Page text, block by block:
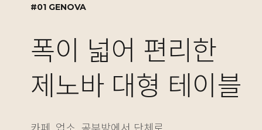
#01 GENOVA
폭이 넓어 편리한
제노바 대형 테이블
#02 GENOVA
실용적인 수납 설계,
제노바 책장겸 수납장
#03 MOTION DESK
자유로운 높이 조절
NEW! 싱글/듀얼 모
#01 GENOVA
폭이 넓어 편리한
제노바 대형 테이블